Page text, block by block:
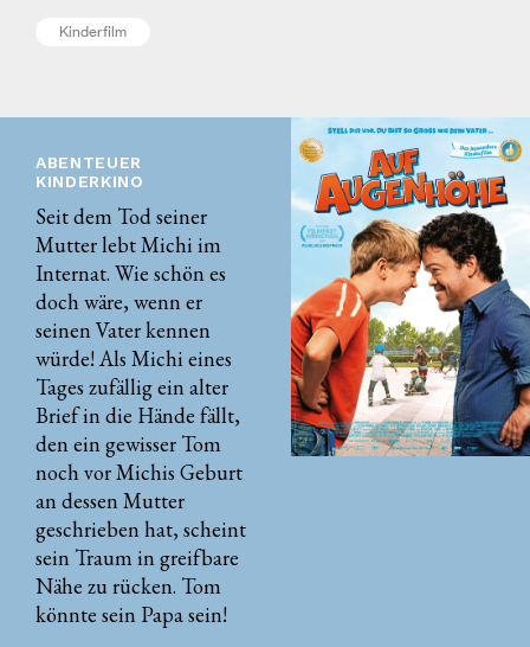
Kinderfilm
ABENTEUER
KINDERKINO
Seit dem Tod seiner
Mutter lebt Michi im
Internat. Wie schön es
doch wäre, wenn er
seinen Vater kennen
würde! Als Michi eines
Tages zufällig ein alter
Brief in die Hände fällt,
den ein gewisser Tom
noch vor Michis Geburt
an dessen Mutter
geschrieben hat, scheint
sein Traum in greifbare
Nähe zu rücken. Tom
könnte sein Papa sein!